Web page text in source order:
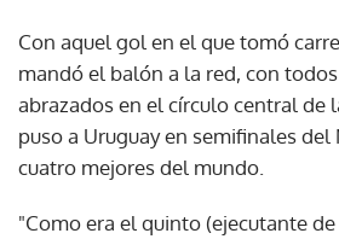
Con aquel gol en el que tomó
mandó el balón a la red, con
abrazados en el círculo central de
puso a Uruguay en semifinales
cuatro mejores del mundo.
"Como era el quinto (ejecutante